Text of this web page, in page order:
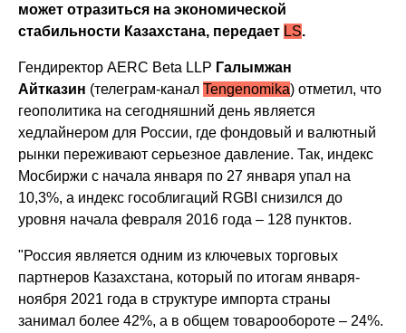
может отразиться на экономической
стабильности Казахстана, передает LS.
Гендиректор AERC Beta LLP Галымжан
Айтказин (телеграм-каналTengenomika) отметил, что
геополитика на сегодняшний день является
хедлайнером для России, где фондовый и валютный
рынки переживают серьезное давление. Так, индекс
Мосбиржи с начала января по 27 января упал на
10,3%, а индекс гособлигаций RGBI снизился до
уровня начала февраля 2016 года – 128 пунктов.
"Россия является одним из ключевых торговых
партнеров Казахстана, который по итогам января-
ноября 2021 года в структуре импорта страны
занимал более 42%, а в общем товарообороте – 24%.